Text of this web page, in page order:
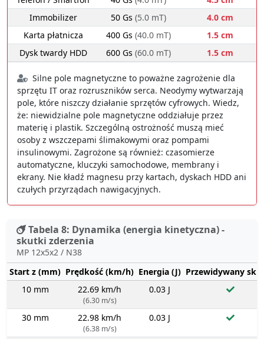
Immobilizer
50 Gs (5.0 mT)
4.0 cm
Karta płatnicza
400 Gs (40.0 mT)
1.5 cm
Dysk twardy HDD
600 Gs (60.0 mT) 1.5 cm
Silne pole magnetyczne to poważne zagrożenie dla
sprzętu IT oraz rozruszników serca. Neodymy wytwarzają
pole, które niszczy działanie sprzętów cyfrowych. Wiedz,
że: niewidzialne pole magnetyczne oddziałuje przez
materię i plastik. Szczególną ostrożność muszą mieć
osoby z wszczepami ślimakowymi oraz pompami
insulinowymi. Zagrożone są również: czasomierze
automatyczne, kluczyki samochodowe, membrany i
ekrany. Nie kładź magnesu przy kartach, dyskach HDD ani
czułych przyrządach nawigacyjnych.
Tabela 8: Dynamika (energia kinetyczna) -
skutki zderzenia
MP 12x5x2 / N38
Start z (mm) Prędkość (km/h) Energia (J) Przewidywany
10 mm
22.69 km/h
(6.30 m/s)
0.03 J
30 mm 22.98 km/h
(6.38 m/s)
0.03 J